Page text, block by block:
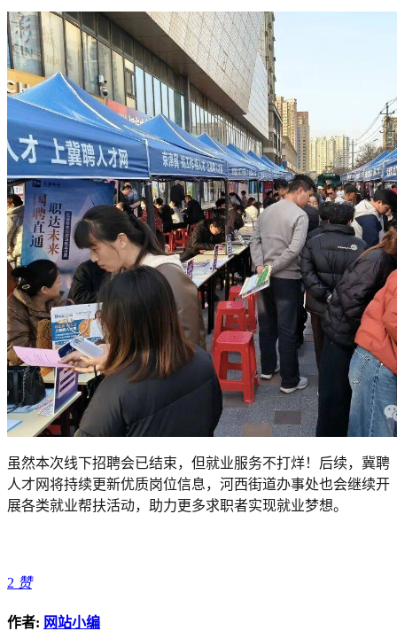
虽然本次线下招聘会已结束，但就业服务不打烊！后续，冀聘
人才网将持续更新优质岗位信息，河西街道办事处也会继续开
展各类就业帮扶活动，助力更多求职者实现就业梦想。
2 赞
作者: 网站小编